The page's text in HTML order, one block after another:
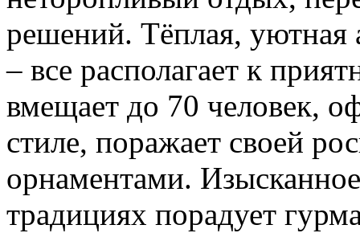
решений. Тёплая, уютная
– все располагает к
вмещает до 70 человек,
стиле, поражает своей
орнаментами.
традициях порадует